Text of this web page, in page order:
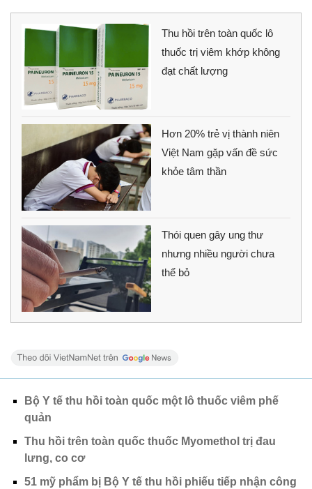
Thu hồi trên toàn quốc lô
thuốc trị viêm khớp không
đạt chất lượng
Hơn 20% trẻ vị thành niên
Việt Nam gặp vấn đề sức
khỏe tâm thần
Thói quen gây ung thư
nhưng nhiều người chưa
thể bỏ
Bộ Y tế thu hồi toàn quốc một lô thuốc viêm phế
quản
Thu hồi trên toàn quốc thuốc Myomethol trị đau
lưng, co cơ
51 mỹ phẩm bị Bộ Y tế thu hồi phiếu tiếp nhận công